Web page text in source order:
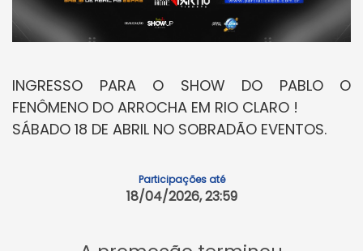
INGRESSO PARA O SHOW DO PABLO O
FENÔMENO DO ARROCHA EM RIO CLARO !
SÁBADO 18 DE ABRIL NO SOBRADÃO EVENTOS.
Participações até
18/04/2026, 23:59